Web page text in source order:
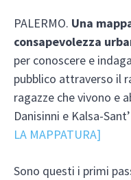
PALERMO. Una
consapevolezza
per conoscere e
pubblico attraverso il
ragazze che vivono e
Danisinni e Kalsa-
LA MAPPATURA]
Sono questi i primi